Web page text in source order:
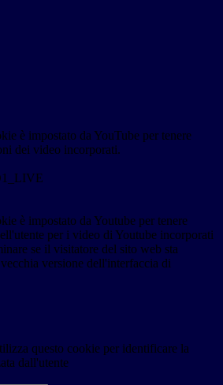
è impostato da YouTube per tenere
dei video incorporati.
è impostato da Youtube per tenere
per i video di Youtube incorporati
se il visitatore del sito web sta
versione dell'interfaccia di
questo cookie per identificare la
dall'utente